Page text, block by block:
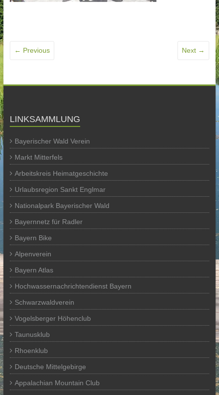
← Previous Next →
LINKSAMMLUNG
Bayerischer Wald Verein
Markt Mitterfels
Arbeitskreis Heimatgeschichte
Urlaubsregion Sankt Englmar
Nationalpark Bayerischer Wald
Bayernnetz für Radler
Bayern Bike
Alpenverein
Bayern Atlas
Hochwassernachrichtendienst Bayern
Schwarzwaldverein
Vogelsberger Höhenclub
Taunusklub
Rhoenklub
Deutsche Mittelgebirge
Appalachian Mountain Club